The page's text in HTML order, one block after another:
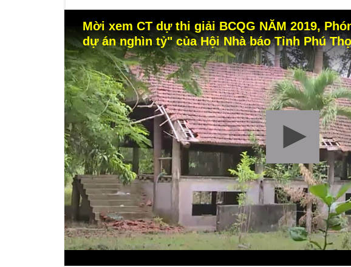
Mời xem CT dự thi giải BCQG NĂM 2019,
dự án nghìn tỷ" của Hội Nhà báo Tỉnh Phú Thọ